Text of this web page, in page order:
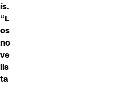
ís.
“L
os
no
ve
lis
ta